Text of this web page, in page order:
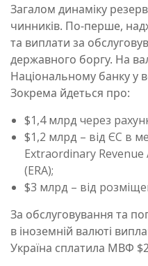
Загалом динаміку
чинників. По-перше,
та виплати за
державного боргу. На
Національному банку у
Зокрема йдеться про:
$1,4 млрд через
$1,2 млрд – від ЄС в
Extraordinary
(ERA);
$3 млрд – від
За обслуговування та
в іноземній валюті
Україна сплатила МВФ